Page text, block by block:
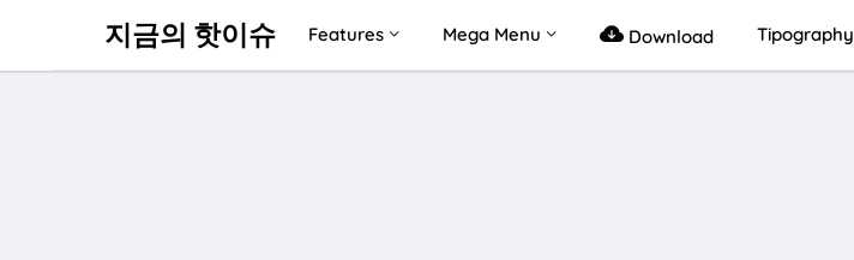
지금의 핫이슈 Features Mega Menu Download Tipography